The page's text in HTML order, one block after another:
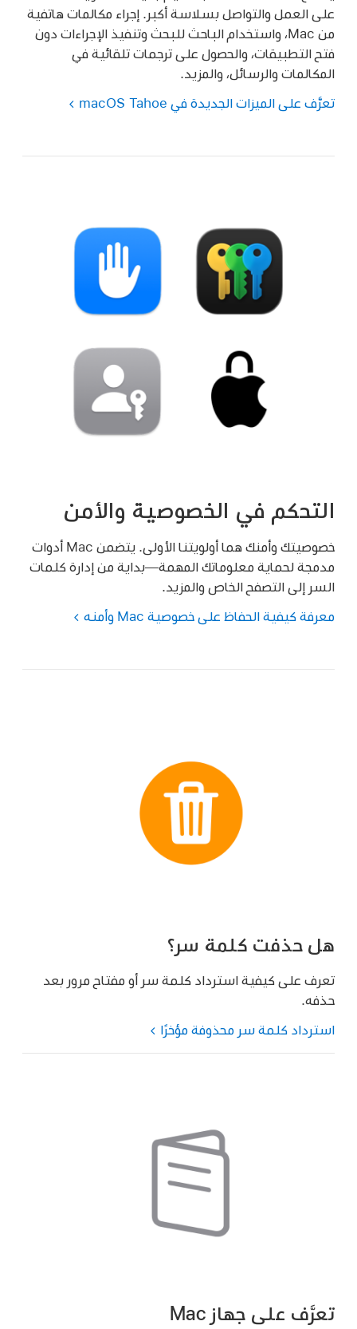
على العمل والتواصل بسلاسة أكبر. إجراء مكالمات هاتفية
من Mac، واستخدام الباحث للبحث وتنفيذ الإجراءات دون
فتح التطبيقات، والحصول على ترجمات تلقائية في
المكالمات والرسائل، والمزيد.
تعرَّف على الميزات الجديدة في macOS Tahoe
التحكم في الخصوصية والأمن
خصوصيتك وأمنك هما أولويتنا الأولى. يتضمن Mac أدوات
مدمجة لحماية معلوماتك المهمة—بداية من إدارة كلمات
السر إلى التصفح الخاص والمزيد.
معرفة كيفية الحفاظ على خصوصية Mac وأمنه
هل حذفت كلمة سر؟
تعرف على كيفية استرداد كلمة سر أو مفتاح مرور بعد
حذفه.
استرداد كلمة سر محذوفة مؤخرًا
تعرَّف على جهاز Mac